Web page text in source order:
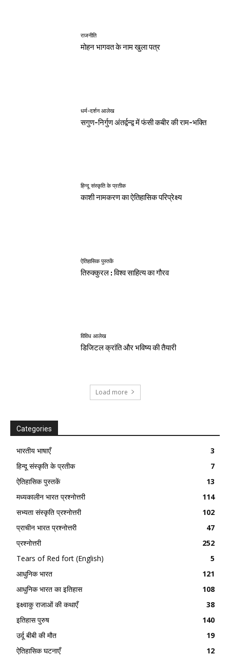
राजनीति
मोहन भागवत के नाम खुला पत्र
धर्म-दर्शन आलेख
सगुण-निर्गुण अंतर्द्वन्द्व में फंसी कबीर की राम-भक्ति
हिन्दू संस्कृति के प्रतीक
काशी नामकरण का ऐतिहासिक परिप्रेक्ष्य
ऐतिहासिक पुस्तकें
तिरुक्कुरल : विश्व साहित्य का गौरव
विविध आलेख
डिजिटल क्रांति और भविष्य की तैयारी
Load more
Categories
भारतीय भाषाएँ
3
हिन्दू संस्कृति के प्रतीक
7
ऐतिहासिक पुस्तकें
13
मध्यकालीन भारत प्रश्नोत्तरी
114
सभ्यता संस्कृति प्रश्नोत्तरी
102
प्राचीन भारत प्रश्नोत्तरी
47
प्रश्नोत्तरी
252
Tears of Red fort (English)
5
आधुनिक भारत
121
आधुनिक भारत का इतिहास
108
इक्ष्वाकु राजाओं की कथाएँ
38
इतिहास पुरुष
140
उर्दू बीबी की मौत
19
ऐतिहासिक घटनाएँ
12